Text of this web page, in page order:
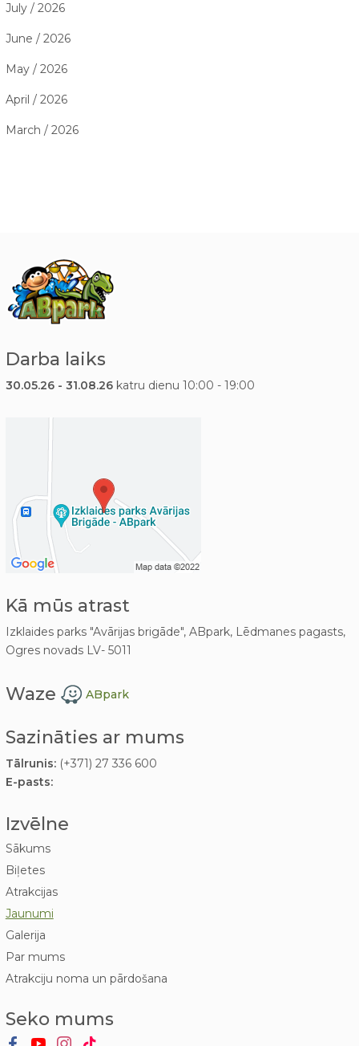
July / 2026
June / 2026
May / 2026
April / 2026
March / 2026
Darba laiks
30.05.26 - 31.08.26 katru dienu 10:00 - 19:00
Kā mūs atrast
Izklaides parks "Avārijas brigāde", ABpark, Lēdmanes pagasts,
Ogres novads LV- 5011
Waze ABpark
Sazināties ar mums
Tālrunis:(+371) 27 336 600
E-pasts:
Izvēlne
Sākums
Biļetes
Atrakcijas
Jaunumi
Galerija
Par mums
Atrakciju noma un pārdošana
Seko mums